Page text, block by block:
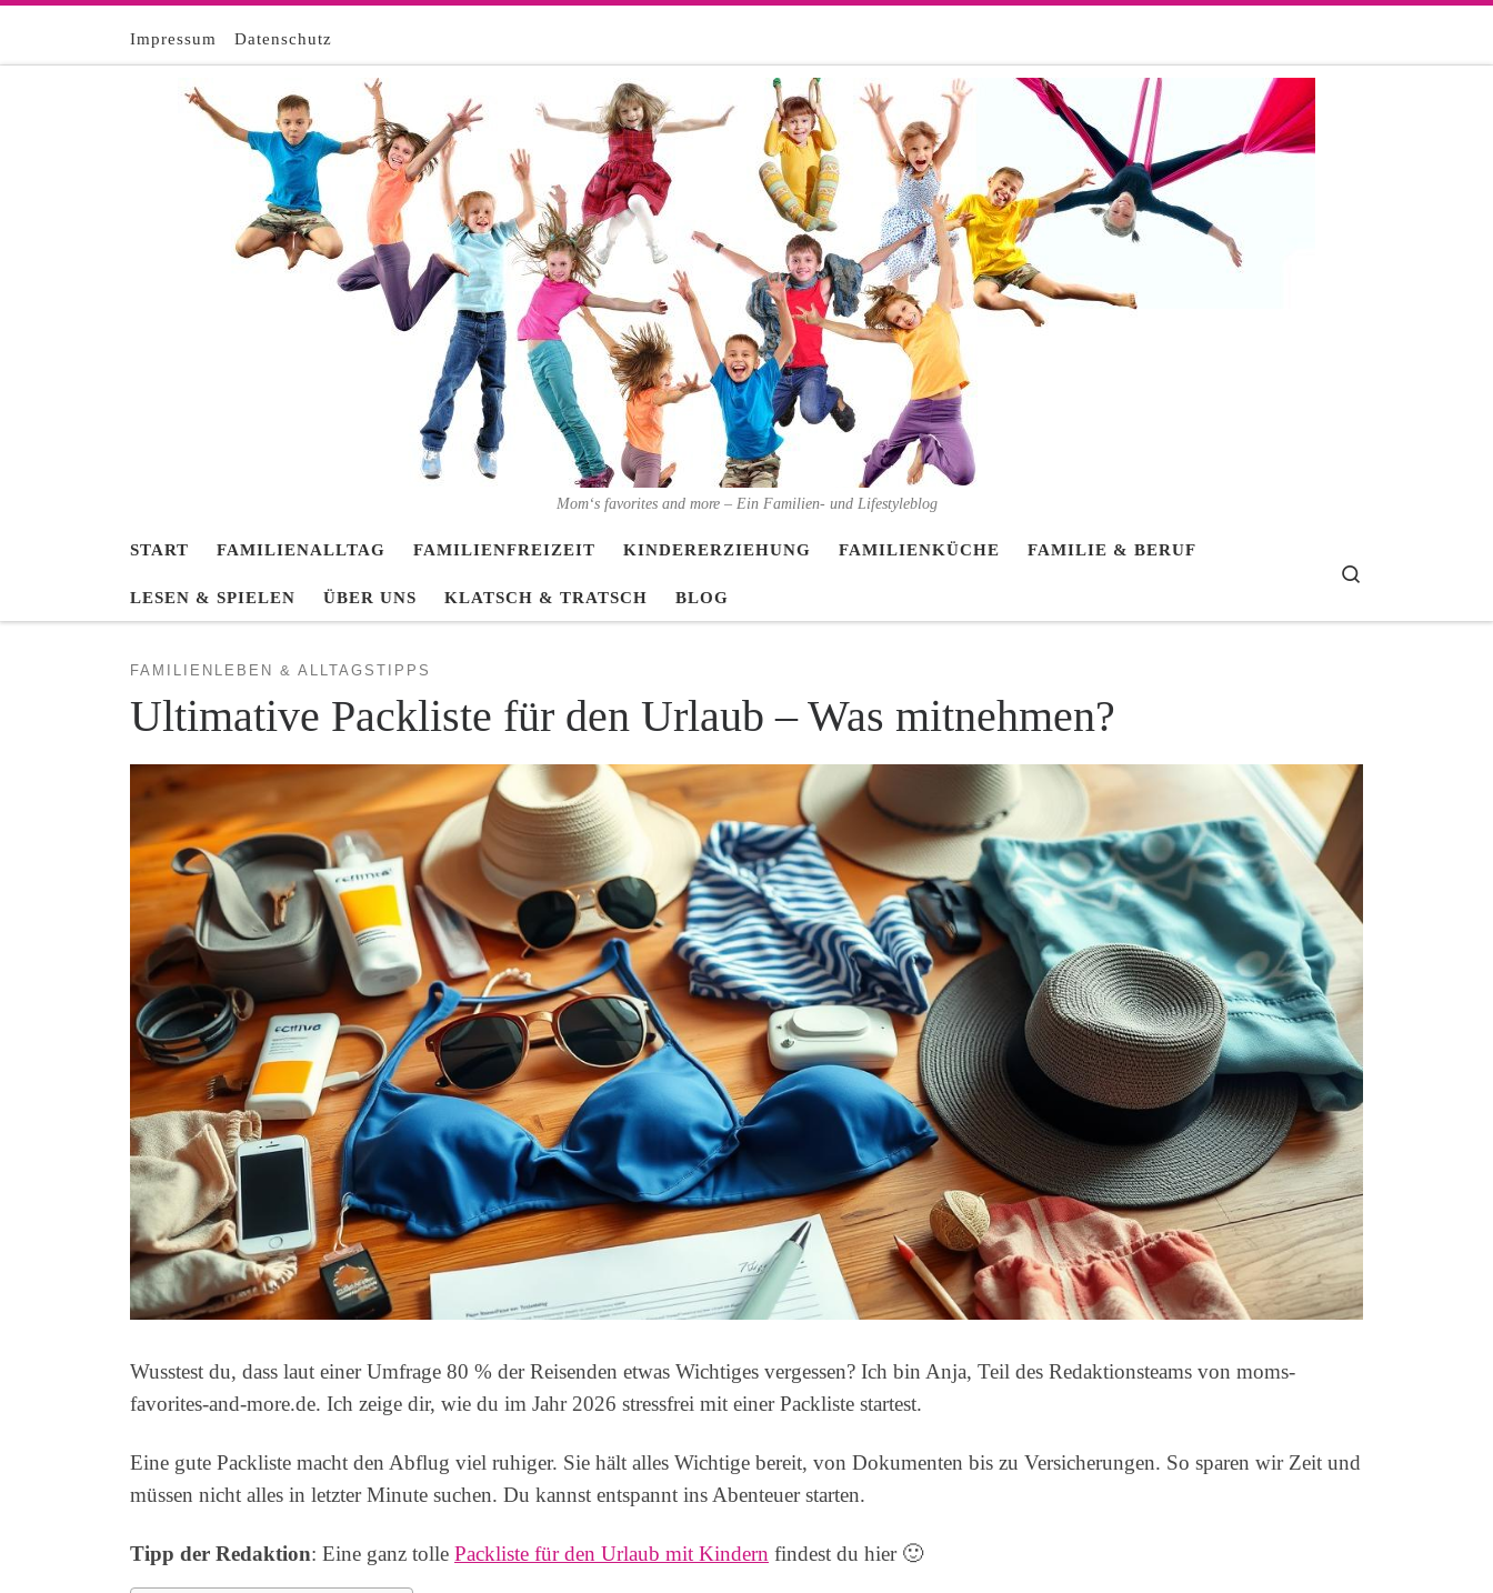
Zum Inhalt springen
Impressum Datenschutz
Mom‘s favorites and more – Ein Familien- und Lifestyleblog
START FAMILIENALLTAG FAMILIENFREIZEIT KINDERERZIEHUNG FAMILIENKÜCHE FAMILIE & BERUF
LESEN & SPIELEN ÜBER UNS KLATSCH & TRATSCH BLOG
FAMILIENLEBEN & ALLTAGSTIPPS
Ultimative Packliste für den Urlaub – Was mitnehmen?
Wusstest du, dass laut einer Umfrage 80 % der Reisenden etwas Wichtiges vergessen? Ich bin Anja, Teil des Redaktionsteams von moms-
favorites-and-more.de. Ich zeige dir, wie du im Jahr 2026 stressfrei mit einer Packliste startest.
Eine gute Packliste macht den Abflug viel ruhiger. Sie hält alles Wichtige bereit, von Dokumenten bis zu Versicherungen. So sparen wir Zeit und
müssen nicht alles in letzter Minute suchen. Du kannst entspannt ins Abenteuer starten.
Tipp der Redaktion: Eine ganz tolle Packliste für den Urlaub mit Kindern findest du hier 🙂